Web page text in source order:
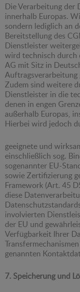
Die Verarbeitung der
innerhalb Europas.
sondern lediglich an
Bereitstellung des
Dienstleister
wird technisch durch
AG mit Sitz in
Auftragsverarbeitung
Zudem sind weitere
Dienstleister in die
denen in engen
außerhalb Europas,
Hierbei wird jedoch
geeignete und
einschließlich sog.
sogenannter EU-
sowie Zertifizierung
Framework (Art. 45
diese
involvierten
der EU und
Verfügbarkeit Ihrer
genannten
7. Speicherung und